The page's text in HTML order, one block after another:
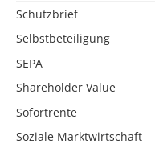
Schutzbrief
Selbstbeteiligung
SEPA
Shareholder Value
Sofortrente
Soziale Marktwirtschaft